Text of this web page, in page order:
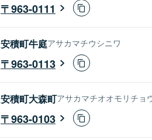
963-0111
安積町牛庭アサカマチウシニワ
963-0113
安積町大森町アサカマチオオモリチョ
963-0103